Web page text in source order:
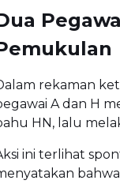
rekaman
A dan H
HN, lalu
ini terlihat